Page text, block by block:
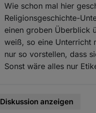
Wie schon mal hier
Religionsgeschichte-
einen groben Überblick
weiß, so eine Unterricht
nur so vorstellen, dass
Sonst wäre alles nur
Diskussion anzeigen